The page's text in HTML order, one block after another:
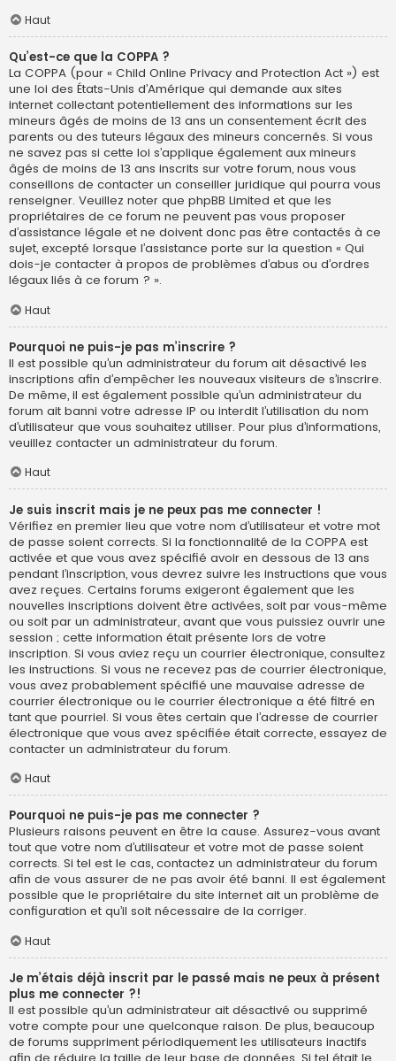
Haut
Qu’est-ce que la COPPA ?
La COPPA (pour « Child Online Privacy and Protection Act ») est
une loi des États-Unis d’Amérique qui demande aux sites
internet collectant potentiellement des informations sur les
mineurs âgés de moins de 13 ans un consentement écrit des
parents ou des tuteurs légaux des mineurs concernés. Si vous
ne savez pas si cette loi s’applique également aux mineurs
âgés de moins de 13 ans inscrits sur votre forum, nous vous
conseillons de contacter un conseiller juridique qui pourra vous
renseigner. Veuillez noter que phpBB Limited et que les
propriétaires de ce forum ne peuvent pas vous proposer
d’assistance légale et ne doivent donc pas être contactés à ce
sujet, excepté lorsque l’assistance porte sur la question « Qui
dois-je contacter à propos de problèmes d’abus ou d’ordres
légaux liés à ce forum ? ».
Haut
Pourquoi ne puis-je pas m’inscrire ?
Il est possible qu’un administrateur du forum ait désactivé les
inscriptions afin d’empêcher les nouveaux visiteurs de s’inscrire.
De même, il est également possible qu’un administrateur du
forum ait banni votre adresse IP ou interdit l’utilisation du nom
d’utilisateur que vous souhaitez utiliser. Pour plus d’informations,
veuillez contacter un administrateur du forum.
Haut
Je suis inscrit mais je ne peux pas me connecter !
Vérifiez en premier lieu que votre nom d’utilisateur et votre mot
de passe soient corrects. Si la fonctionnalité de la COPPA est
activée et que vous avez spécifié avoir en dessous de 13 ans
pendant l’inscription, vous devrez suivre les instructions que vous
avez reçues. Certains forums exigeront également que les
nouvelles inscriptions doivent être activées, soit par vous-même
ou soit par un administrateur, avant que vous puissiez ouvrir une
session ; cette information était présente lors de votre
inscription. Si vous aviez reçu un courrier électronique, consultez
les instructions. Si vous ne recevez pas de courrier électronique,
vous avez probablement spécifié une mauvaise adresse de
courrier électronique ou le courrier électronique a été filtré en
tant que pourriel. Si vous êtes certain que l’adresse de courrier
électronique que vous avez spécifiée était correcte, essayez de
contacter un administrateur du forum.
Haut
Pourquoi ne puis-je pas me connecter ?
Plusieurs raisons peuvent en être la cause. Assurez-vous avant
tout que votre nom d’utilisateur et votre mot de passe soient
corrects. Si tel est le cas, contactez un administrateur du forum
afin de vous assurer de ne pas avoir été banni. Il est également
possible que le propriétaire du site internet ait un problème de
configuration et qu’il soit nécessaire de la corriger.
Haut
Je m’étais déjà inscrit par le passé mais ne peux à présent
plus me connecter ?!
Il est possible qu’un administrateur ait désactivé ou supprimé
votre compte pour une quelconque raison. De plus, beaucoup
de forums suppriment périodiquement les utilisateurs inactifs